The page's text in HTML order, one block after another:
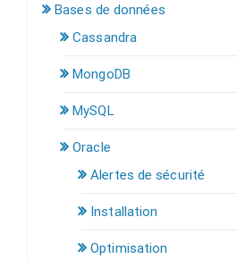
Bases de données
Cassandra
MongoDB
MySQL
Oracle
Alertes de sécurité
Installation
Optimisation